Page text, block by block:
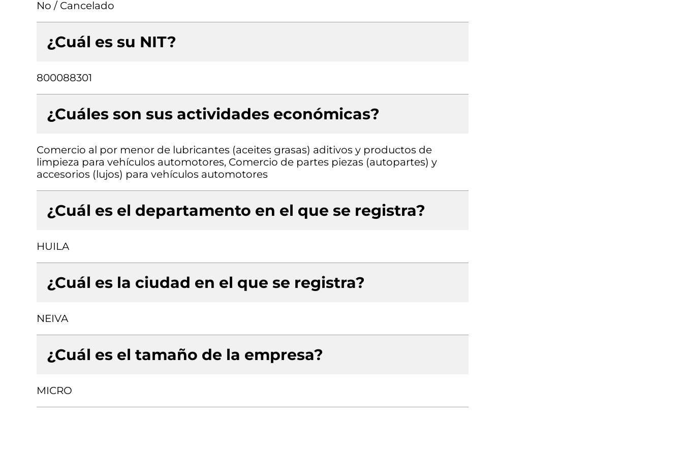
No / Cancelado
¿Cuál es su NIT?
800088301
¿Cuáles son sus actividades económicas?
Comercio al por menor de lubricantes (aceites grasas) aditivos y productos de
limpieza para vehículos automotores, Comercio de partes piezas (autopartes) y
accesorios (lujos) para vehículos automotores
¿Cuál es el departamento en el que se registra?
HUILA
¿Cuál es la ciudad en el que se registra?
NEIVA
¿Cuál es el tamaño de la empresa?
MICRO